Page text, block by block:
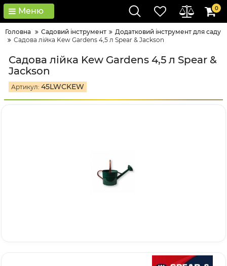
Меню 0
Головна Садовий інструмент
Додатковий інструмент для саду
Садова лійка Kew Gardens 4,5 л Spear & Jackson
Садова лійка Kew Gardens 4,5 л Spear &
Jackson
Артикул: 45LWCKEW